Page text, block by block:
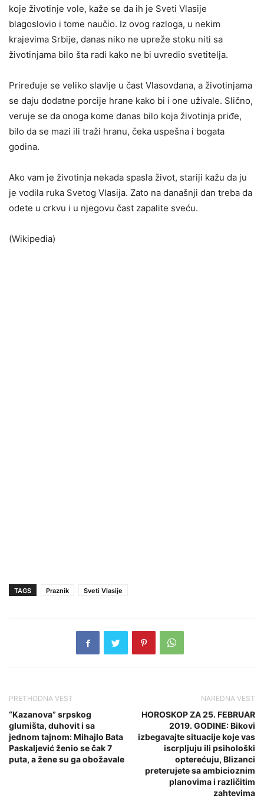
koje životinje vole, kaže se da ih je Sveti Vlasije
blagoslovio i tome naučio. Iz ovog razloga, u nekim
krajevima Srbije, danas niko ne upreže stoku niti sa
životinjama bilo šta radi kako ne bi uvredio svetitelja.
Priređuje se veliko slavlje u čast Vlasovdana, a životinjama
se daju dodatne porcije hrane kako bi i one uživale. Slično,
veruje se da onoga kome danas bilo koja životinja priđe,
bilo da se mazi ili traži hranu, čeka uspešna i bogata
godina.
Ako vam je životinja nekada spasla život, stariji kažu da ju
je vodila ruka Svetog Vlasija. Zato na današnji dan treba da
odete u crkvu i u njegovu čast zapalite sveću.
(Wikipedia)
TAGS Praznik Sveti Vlasije
PRETHODNA VEST
“Kazanova” srpskog
glumišta, duhovit i sa
jednom tajnom: Mihajlo Bata
Paskaljević ženio se čak 7
puta, a žene su ga obožavale
NAREDNA VEST
HOROSKOP ZA 25. FEBRUAR
2019. GODINE: Bikovi
izbegavajte situacije koje vas
iscrpljuju ili psihološki
opterećuju, Blizanci
preterujete sa ambicioznim
planovima i različitim
zahtevima